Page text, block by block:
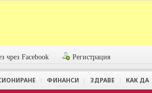
чрез Facebook Регистрация
ФИНАНСИ ЗДРАВЕ КАК ДА